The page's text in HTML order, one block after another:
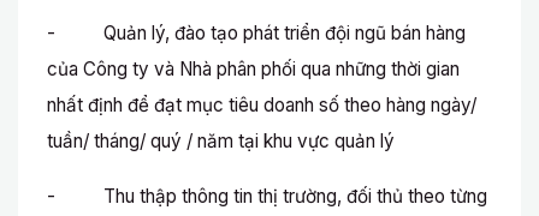
- Quản lý, đào tạo phát triển đội ngũ bán hàng
của Công ty và Nhà phân phối qua những thời gian
nhất định để đạt mục tiêu doanh số theo hàng ngày/
tuần/ tháng/ quý / năm tại khu vực quản lý
- Thu thập thông tin thị trường, đối thủ theo từng